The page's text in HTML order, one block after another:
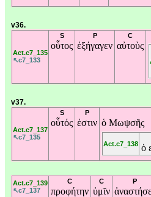
v36.
Act.c7_135
↖c7_133
S
οὗτος
P
ἐξήγαγεν
C
αὐτοὺς
v37.
Act.c7_137
↖c7_135
S
οὗτός
P
ἐστιν ὁ Μωψσῆς
Act.c7_138 ὁ
Act.c7_139
↖c7_137
C
προφήτην
C
ὑμῖν
P